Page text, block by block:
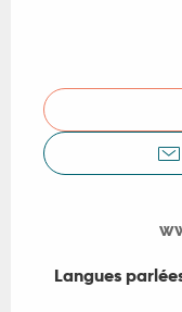
Langues
Langues